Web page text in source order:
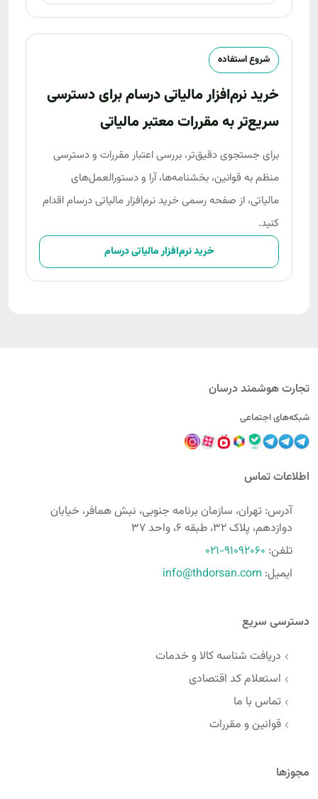
شروع استفاده
خرید نرم‌افزار مالیاتی درسام برای دسترسی
سریع‌تر به مقررات معتبر مالیاتی
برای جستجوی دقیق‌تر، بررسی اعتبار مقررات و دسترسی
منظم به قوانین، بخشنامه‌ها، آرا و دستورالعمل‌های
مالیاتی، از صفحه رسمی خرید نرم‌افزار مالیاتی درسام اقدام
کنید.
خرید نرم‌افزار مالیاتی درسام
تجارت هوشمند درسان
شبکه‌های اجتماعی
اطلاعات تماس
آدرس: تهران، سازمان برنامه جنوبی، نبش همافر، خیابان
دوازدهم، پلاک 32، طبقه 6، واحد 37
تلفن: 021-91092060
ایمیل: info@thdorsan.com
دسترسی سریع
دریافت شناسه کالا و خدمات
استعلام کد اقتصادی
تماس با ما
قوانین و مقررات
مجوزها